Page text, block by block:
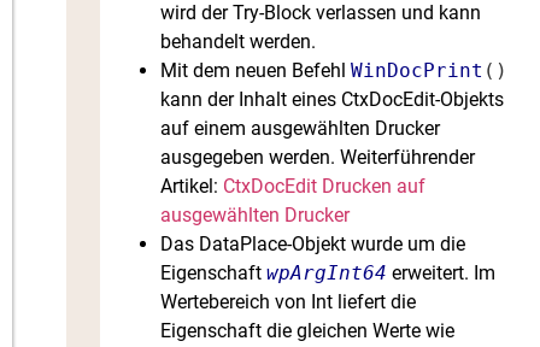
wird der Try-Block verlassen und kann
behandelt werden.
Mit dem neuen BefehlWinDocPrint ()
kann der Inhalt eines CtxDocEdit-Objekts
auf einem ausgewählten Drucker
ausgegeben werden. Weiterführender
Artikel: CtxDocEdit Drucken auf
ausgewählten Drucker
Das DataPlace-Objekt wurde um die
EigenschaftwpArgInt64 erweitert. Im
Wertebereich von Int liefert die
Eigenschaft die gleichen Werte wie